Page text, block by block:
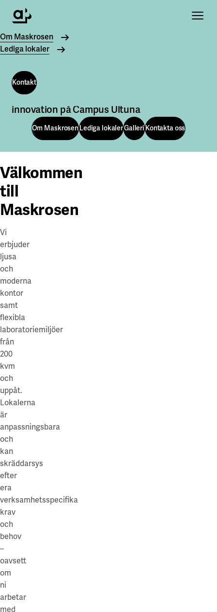
Öppna
Om Maskrosen
Lediga lokaler
Kontakt
Kontakt
Moderna kontor och labbmiljöer för grön
innovation på Campus Ultuna
Om Maskrosen
Om Maskrosen
Lediga lokaler
Lediga lokaler
Galleri
Galleri
Kontakta oss
Kontakta oss
Välkommen
till
Maskrosen
Vi
erbjuder
ljusa
och
moderna
kontor
samt
flexibla
laboratoriemiljöer
från
200
kvm
och
uppåt.
Lokalerna
är
anpassningsbara
och
kan
skräddarsys
efter
era
verksamhetsspecifika
krav
och
behov
–
oavsett
om
ni
arbetar
med